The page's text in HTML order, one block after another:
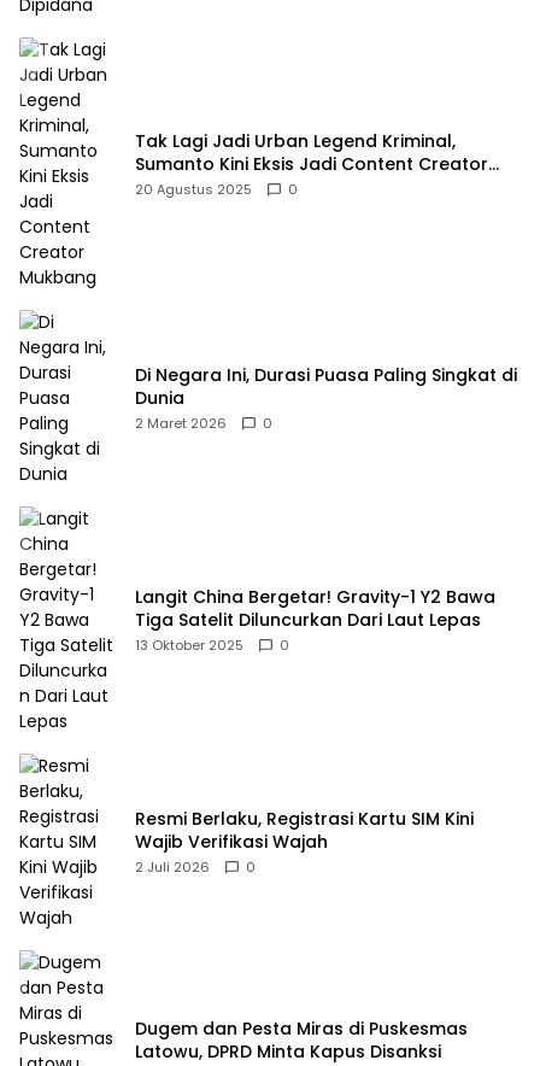
Tak Lagi Jadi Urban Legend Kriminal,
Sumanto Kini Eksis Jadi Content Creator
Mukbang
20 Agustus 2025 0
Di Negara Ini, Durasi Puasa Paling Singkat di
Dunia
2 Maret 2026 0
Langit China Bergetar! Gravity-1 Y2 Bawa
Tiga Satelit Diluncurkan Dari Laut Lepas
13 Oktober 2025 0
Resmi Berlaku, Registrasi Kartu SIM Kini
Wajib Verifikasi Wajah
2 Juli 2026 0
Dugem dan Pesta Miras di Puskesmas
Latowu, DPRD Minta Kapus Disanksi